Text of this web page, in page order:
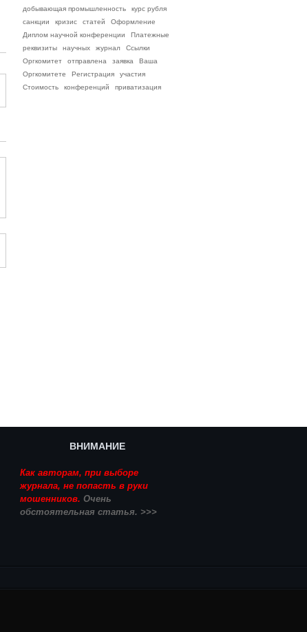
добывающая промышленность
курс рубля
санкции
кризис статей
Оформление
Диплом научной конференции
Платежные
реквизиты
научных журнал
Ссылки
Оргкомитет
отправлена заявка
Ваша
Оргкомитете
Регистрация
участия
Стоимость
конференций приватизация
ВНИМАНИЕ
Как авторам, при выборе
журнала, не попасть в руки
мошенников. Очень
обстоятельная статья. >>>